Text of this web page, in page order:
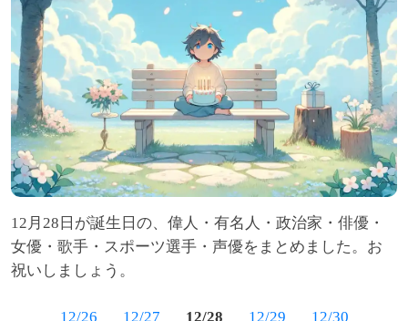
12月28日が誕生日の、偉人・有名人・政治家・俳優・
女優・歌手・スポーツ選手・声優をまとめました。お
祝いしましょう。
12/26 12/27 12/28 12/29 12/30